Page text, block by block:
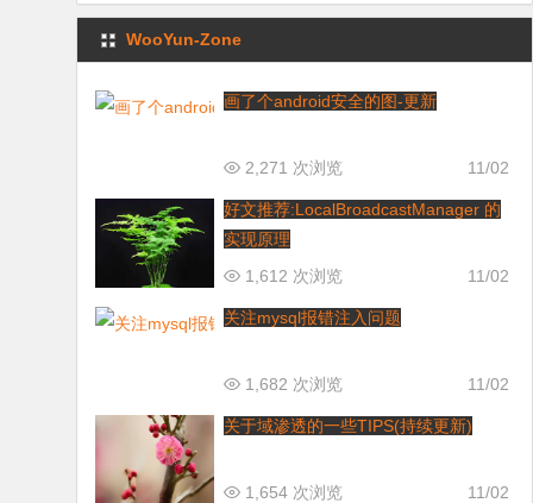
WooYun-Zone
画了个android安全的图-更新
11/02
2,271 次浏览
好文推荐:LocalBroadcastManager 的
实现原理
11/02
1,612 次浏览
关注mysql报错注入问题
11/02
1,682 次浏览
关于域渗透的一些TIPS(持续更新)
11/02
1,654 次浏览